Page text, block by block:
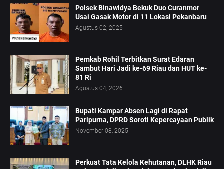
Polsek Binawidya Bekuk Duo Curanmor
Usai Gasak Motor di 11 Lokasi Pekanbaru
Agustus 02, 2025
Pemkab Rohil Terbitkan Surat Edaran
Sambut Hari Jadi ke-69 Riau dan HUT ke-
81 Ri
Agustus 04, 2026
Bupati Kampar Absen Lagi di Rapat
Paripurna, DPRD Soroti Kepercayaan Publik
November 08, 2025
Perkuat Tata Kelola Kehutanan, DLHK Riau